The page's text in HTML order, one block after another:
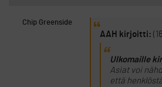
Chip Greenside
AAH kirjoitti:
Ulkomaille
Asiat voi
että